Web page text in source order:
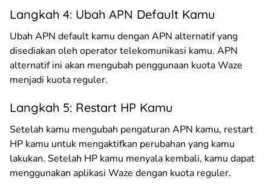
Langkah 4: Ubah APN Default Kamu
Ubah APN default kamu dengan APN alternatif yang
disediakan oleh operator telekomunikasi kamu. APN
alternatif ini akan mengubah penggunaan kuota Waze
menjadi kuota reguler.
Langkah 5: Restart HP Kamu
Setelah kamu mengubah pengaturan APN kamu, restart
HP kamu untuk mengaktifkan perubahan yang kamu
lakukan. Setelah HP kamu menyala kembali, kamu dapat
menggunakan aplikasi Waze dengan kuota reguler.